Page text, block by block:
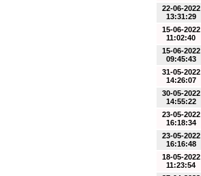
22-06-2022
13:31:29
15-06-2022
11:02:40
15-06-2022
09:45:43
31-05-2022
14:26:07
30-05-2022
14:55:22
23-05-2022
16:18:34
23-05-2022
16:16:48
18-05-2022
11:23:54